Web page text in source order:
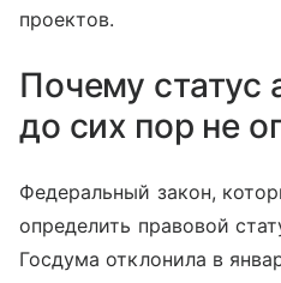
проектов.
Почему статус
до сих пор не
Федеральный закон,
определить правовой
Госдума отклонила в